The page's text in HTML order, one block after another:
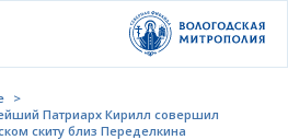
>
Патриарх Кирилл совершил
скиту близ Переделкина